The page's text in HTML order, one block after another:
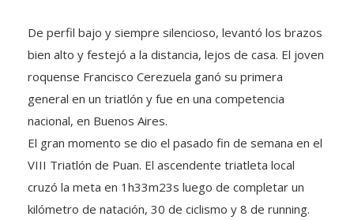
De perfil bajo y siempre silencioso, levantó los brazos
bien alto y festejó a la distancia, lejos de casa. El joven
roquense Francisco Cerezuela ganó su primera
general en un triatlón y fue en una competencia
nacional, en Buenos Aires.
El gran momento se dio el pasado fin de semana en el
VIII Triatlón de Puan. El ascendente triatleta local
cruzó la meta en 1h33m23s luego de completar un
kilómetro de natación, 30 de ciclismo y 8 de running.